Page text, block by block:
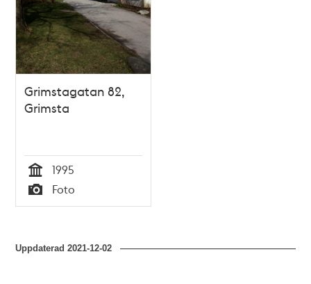
Grimstagatan 82,
Grimsta
Tid
1995
Typ
Foto
Uppdaterad2021-12-02